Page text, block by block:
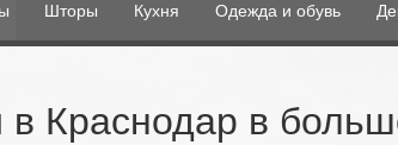
Шторы Кухня Одежда и обувь
Краснодар в